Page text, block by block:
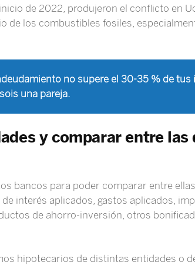
de 2022, produjeron el conflicto en
de los combustibles fosiles,
no supere el 30-35 % de tus
una pareja.
y comparar entre
bancos para poder comparar entre
interés aplicados, gastos aplicados,
de ahorro-inversión, otros
hipotecarios de distintas entidades o